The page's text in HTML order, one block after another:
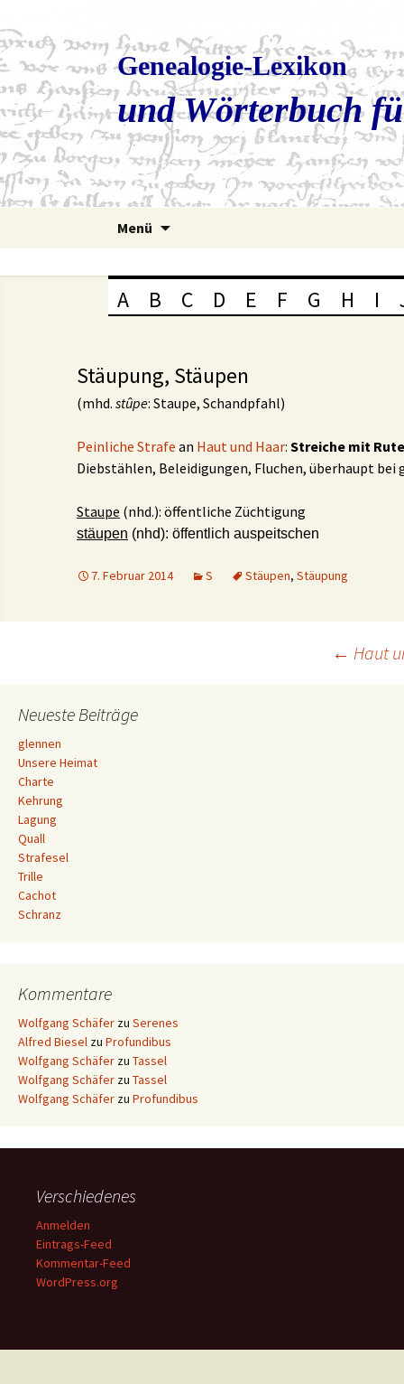
Genealogie-Lexikon
und Wörterbuch
Menü
A B C D E F G H I
Stäupung, Stäupen
(mhd. stûpe: Staupe, Schandpfahl)
Peinliche Strafe an Haut und Haar: Streiche mit
Diebstählen, Beleidigungen, Fluchen, überhaupt bei
Staupe (nhd.): öffentliche Züchtigung
stäupen (nhd): öffentlich auspeitschen
7. Februar 2014 S Stäupen, Stäupung
Navigation
← Haut
Neueste Beiträge
glennen
Unsere Heimat
Charte
Kehrung
Lagung
Quall
Strafesel
Trille
Cachot
Schranz
Kommentare
Wolfgang Schäfer zu Serenes
Alfred Biesel zu Profundibus
Wolfgang Schäfer zu Tassel
Wolfgang Schäfer zu Tassel
Wolfgang Schäfer zu Profundibus
Verschiedenes
Anmelden
Eintrags-Feed
Kommentar-Feed
WordPress.org